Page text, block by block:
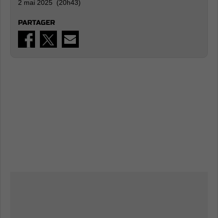
2 mai 2025 (20h43)
PARTAGER